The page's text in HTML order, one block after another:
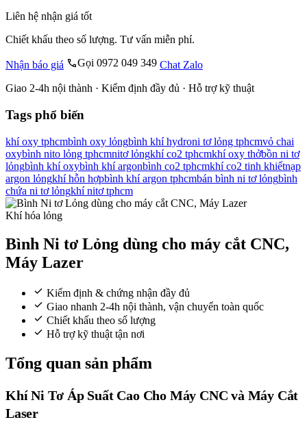
Liên hệ nhận giá tốt
Chiết khấu theo số lượng. Tư vấn miễn phí.
Nhận báo giá Gọi 0972 049 349 Chat Zalo
Giao 2-4h nội thành · Kiểm định đầy đủ · Hỗ trợ kỹ thuật
Tags phổ biến
khí oxy tphcmbình oxy lỏngbình khí hydroni tơ lỏng tphcmvỏ chai
oxybình nito lỏng tphcmnitơ lỏngkhí co2 tphcmkhí oxy thởbồn ni tơ
lỏngbình khí oxybình khí argonbình co2 tphcmkhí co2 tinh khiếtnạp
argon lỏngkhí hỗn hợpbình khí argon tphcmbán bình ni tơ lỏngbình
chứa ni tơ lỏngkhí nitơ tphcm
Khí hóa lỏng
Bình Ni tơ Lỏng dùng cho máy cắt CNC,
Máy Lazer
Kiểm định & chứng nhận đầy đủ
Giao nhanh 2-4h nội thành, vận chuyển toàn quốc
Chiết khấu theo số lượng
Hỗ trợ kỹ thuật tận nơi
Tổng quan sản phẩm
Khí Ni Tơ Áp Suất Cao Cho Máy CNC và Máy Cắt
Laser